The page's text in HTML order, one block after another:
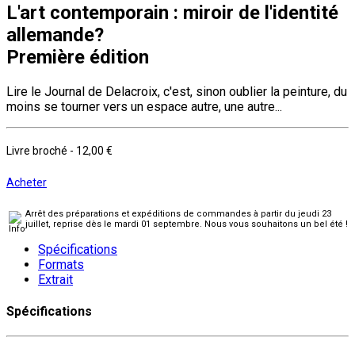
L'art contemporain : miroir de l'identité
allemande?
Première édition
Lire le Journal de Delacroix, c'est, sinon oublier la peinture, du
moins se tourner vers un espace autre, une autre...
Livre broché - 12,00 €
Acheter
Arrêt des préparations et expéditions de commandes à partir du jeudi 23
juillet, reprise dès le mardi 01 septembre. Nous vous souhaitons un bel été !
Spécifications
Formats
Extrait
Spécifications